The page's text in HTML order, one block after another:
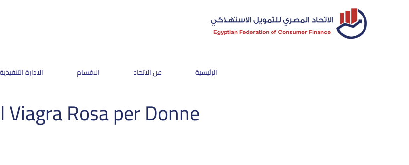
الرئيسية عن الاتحاد الاقسام الادارة التنفيذية
Rosa per Donne